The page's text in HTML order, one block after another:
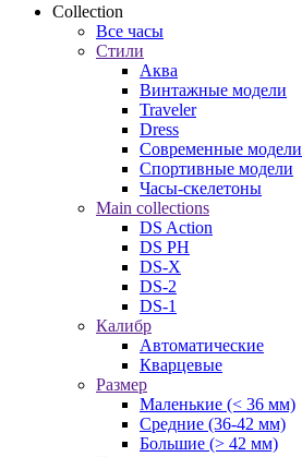
Collection
Все часы
Стили
Аква
Винтажные модели
Traveler
Dress
Современные модели
Спортивные модели
Часы-скелетоны
Main collections
DS Action
DS PH
DS-X
DS-2
DS-1
Калибр
Автоматические
Кварцевые
Размер
Маленькие (< 36 мм)
Средние (36-42 мм)
Большие (> 42 мм)